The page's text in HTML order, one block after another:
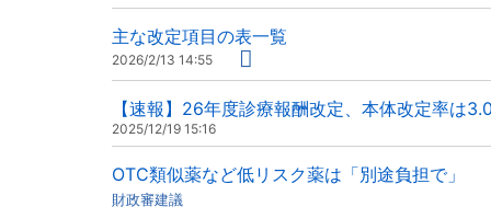
主な改定項目の表一覧
2026/2/13 14:55
【速報】26年度診療報酬改定、本体改定率は
2025/12/19 15:16
OTC類似薬など低リスク薬は「別途負担で」
財政審建議